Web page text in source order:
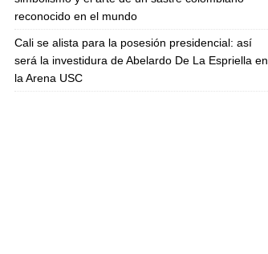
reconocido en el mundo
Cali se alista para la posesión presidencial: así
será la investidura de Abelardo De La Espriella en
la Arena USC